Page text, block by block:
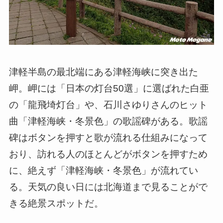
津軽半島の最北端にある津軽海峡に突き出た
岬。岬には「日本の灯台50選」に選ばれた白亜
の「龍飛埼灯台」や、石川さゆりさんのヒット
曲「津軽海峡・冬景色」の歌謡碑がある。歌謡
碑はボタンを押すと歌が流れる仕組みになって
おり、訪れる人のほとんどがボタンを押すため
に、絶えず「津軽海峡・冬景色」が流れてい
る。天気の良い日には北海道まで見ることがで
きる絶景スポットだ。